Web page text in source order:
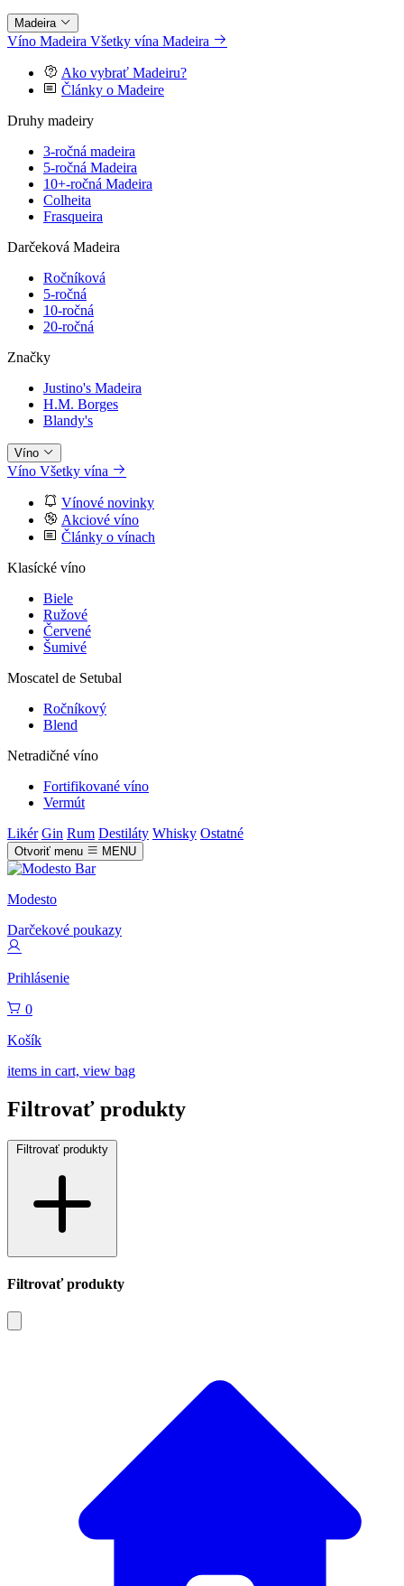
Madeira
Víno Madeira Všetky vína Madeira
Ako vybrať Madeiru?
Články o Madeire
Druhy madeiry
3-ročná madeira
5-ročná Madeira
10+-ročná Madeira
Colheita
Frasqueira
Darčeková Madeira
Ročníková
5-ročná
10-ročná
20-ročná
Značky
Justino's Madeira
H.M. Borges
Blandy's
Víno
Víno Všetky vína
Vínové novinky
Akciové víno
Články o vínach
Klasícké víno
Biele
Ružové
Červené
Šumivé
Moscatel de Setubal
Ročníkový
Blend
Netradičné víno
Fortifikované víno
Vermút
Likér Gin Rum Destiláty Whisky Ostatné
Otvoriť menu MENU
Modesto
Darčekové poukazy
Prihlásenie
0
Košík
items in cart, view bag
Filtrovať produkty
Filtrovať produkty
Filtrovať produkty